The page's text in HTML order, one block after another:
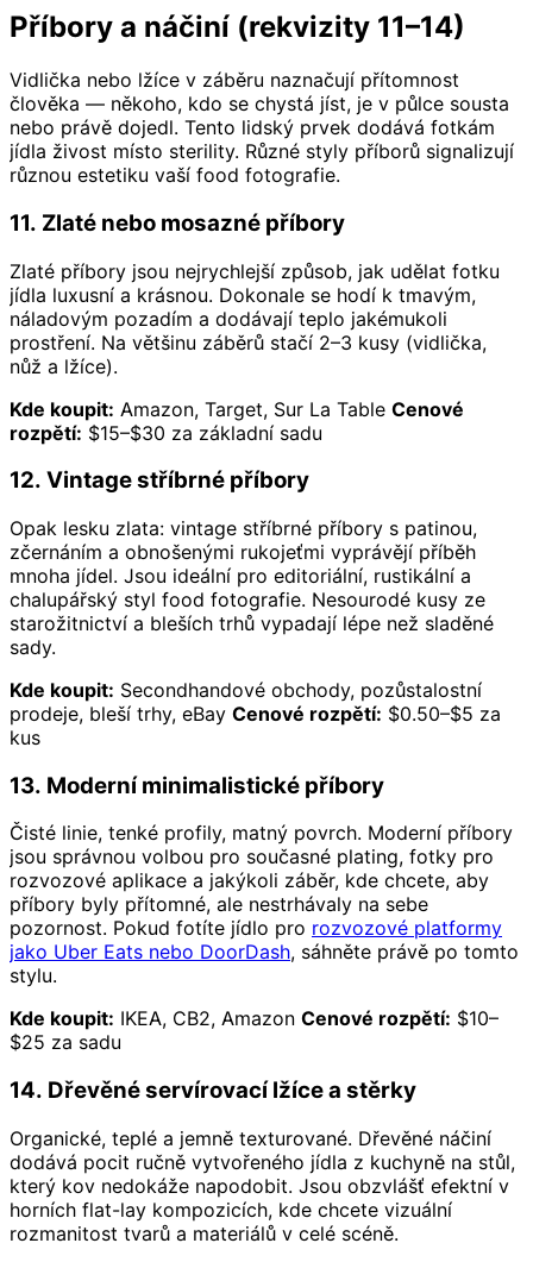
Příbory a náčiní (rekvizity 11–14)
Vidlička nebo lžíce v záběru naznačují přítomnost
člověka — někoho, kdo se chystá jíst, je v půlce sousta
nebo právě dojedl. Tento lidský prvek dodává fotkám
jídla živost místo sterility. Různé styly příborů signalizují
různou estetiku vaší food fotografie.
11. Zlaté nebo mosazné příbory
Zlaté příbory jsou nejrychlejší způsob, jak udělat fotku
jídla luxusní a krásnou. Dokonale se hodí k tmavým,
náladovým pozadím a dodávají teplo jakémukoli
prostření. Na většinu záběrů stačí 2–3 kusy (vidlička,
nůž a lžíce).
Kde koupit: Amazon, Target, Sur La Table Cenové
rozpětí: $15–$30 za základní sadu
12. Vintage stříbrné příbory
Opak lesku zlata: vintage stříbrné příbory s patinou,
zčernáním a obnošenými rukojeťmi vyprávějí příběh
mnoha jídel. Jsou ideální pro editoriální, rustikální a
chalupářský styl food fotografie. Nesourodé kusy ze
starožitnictví a bleších trhů vypadají lépe než sladěné
sady.
Kde koupit: Secondhandové obchody, pozůstalostní
prodeje, bleší trhy, eBay Cenové rozpětí: $0.50–$5 za
kus
13. Moderní minimalistické příbory
Čisté linie, tenké profily, matný povrch. Moderní příbory
jsou správnou volbou pro současné plating, fotky pro
rozvozové aplikace a jakýkoli záběr, kde chcete, aby
příbory byly přítomné, ale nestrhávaly na sebe
pozornost. Pokud fotíte jídlo pro rozvozové platformy
jako Uber Eats nebo DoorDash, sáhněte právě po tomto
stylu.
Kde koupit: IKEA, CB2, Amazon Cenové rozpětí: $10–
$25 za sadu
14. Dřevěné servírovací lžíce a stěrky
Organické, teplé a jemně texturované. Dřevěné náčiní
dodává pocit ručně vytvořeného jídla z kuchyně na stůl,
který kov nedokáže napodobit. Jsou obzvlášť efektní v
horních flat-lay kompozicích, kde chcete vizuální
rozmanitost tvarů a materiálů v celé scéně.